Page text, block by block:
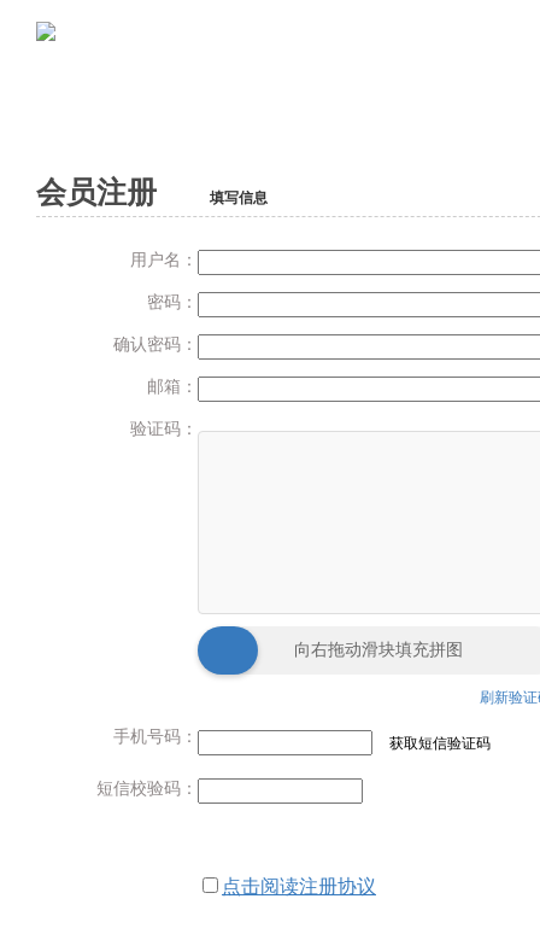
会员注册 填写信息
用户名：
密码：
确认密码：
邮箱：
验证码：
向右拖动滑块填充拼图
刷新验
手机号码： 获取短信验证码
短信校验码：
点击阅读注册协议